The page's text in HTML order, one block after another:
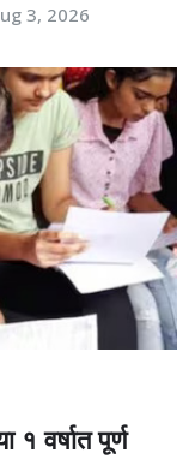
3, 2026
१ वर्षात पूर्ण